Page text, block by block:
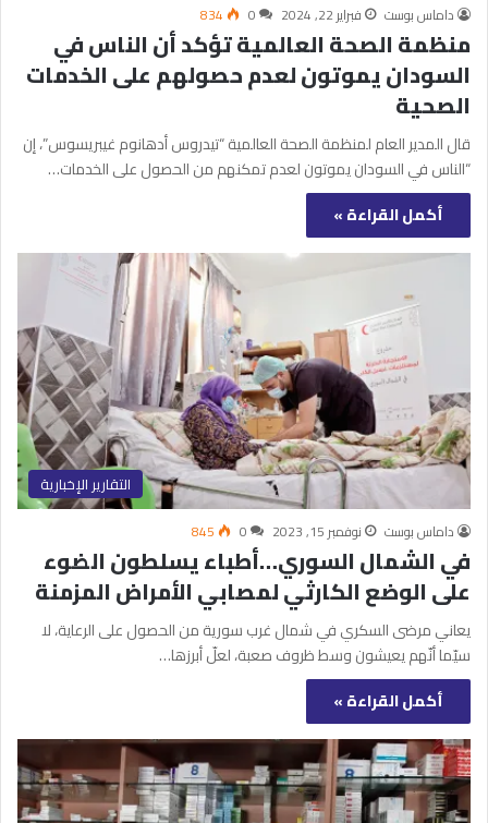
داماس بوست فبراير 22, 2024 0
834
منظمة الصحة العالمية تؤكد أن الناس في
السودان يموتون لعدم حصولهم على الخدمات
الصحية
قال المدير العام لمنظمة الصحة العالمية “تيدروس أدهانوم غيبريسوس”، إن
“الناس في السودان يموتون لعدم تمكنهم من الحصول على الخدمات…
أكمل القراءة »
التقارير الإخبارية
داماس بوست نوفمبر 15, 2023 0
845
في الشمال السوري…أطباء يسلطون الضوء
على الوضع الكارثي لمصابي الأمراض المزمنة
يعاني مرضى السكري في شمال غرب سورية من الحصول على الرعاية، لا
سيّما أنّهم يعيشون وسط ظروف صعبة، لعلّ أبرزها…
أكمل القراءة »